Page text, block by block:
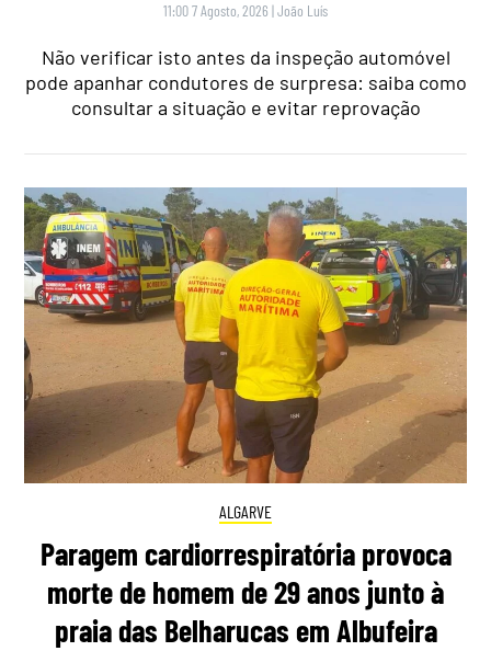
11:00 7 Agosto, 2026 |João Luís
Não verificar isto antes da inspeção automóvel
pode apanhar condutores de surpresa: saiba como
consultar a situação e evitar reprovação
ALGARVE
Paragem cardiorrespiratória provoca
morte de homem de 29 anos junto à
praia das Belharucas em Albufeira